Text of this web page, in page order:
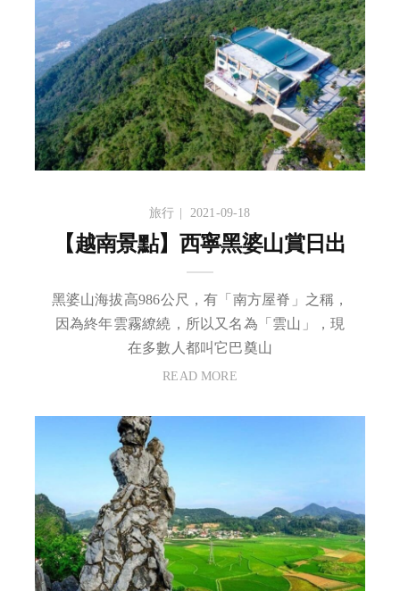
旅行 2021-09-18
【越南景點】西寧黑婆山賞日出
黑婆山海拔高986公尺，有「南方屋脊」之稱，
因為終年雲霧繚繞，所以又名為「雲山」，現
在多數人都叫它巴奠山
READ MORE